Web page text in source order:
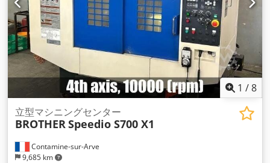
1 /8
Contamine-sur-Arve
9,685 km
立型マシニングセンター
BROTHER Speedio S700 X1